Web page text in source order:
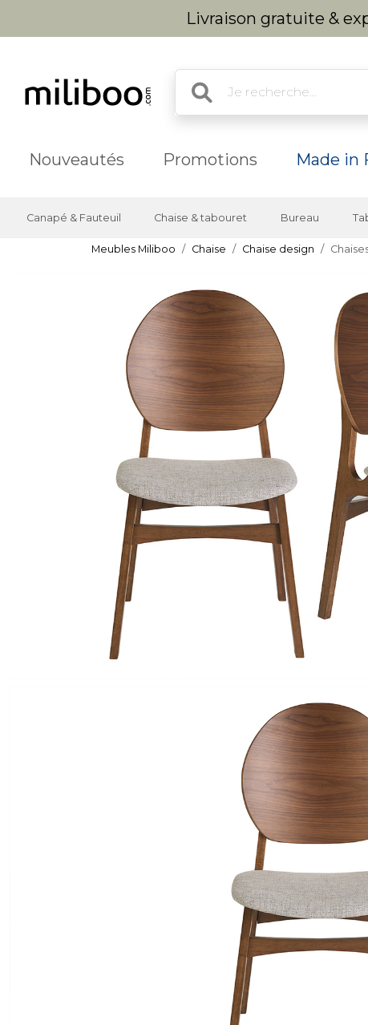
Livraison gratuite &
Nouveautés Promotions Made in
Canapé & Fauteuil Chaise & tabouret Bureau
Meubles Miliboo Chaise Chaise design